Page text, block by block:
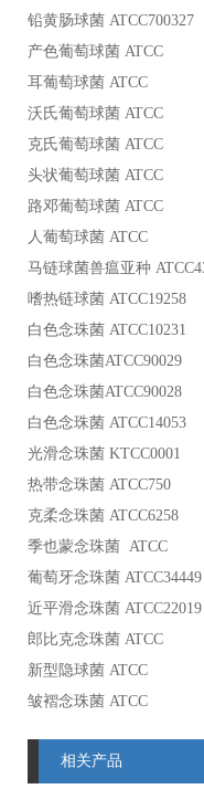
铅黄肠球菌 ATCC700327
产色葡萄球菌 ATCC
耳葡萄球菌 ATCC
沃氏葡萄球菌 ATCC
克氏葡萄球菌 ATCC
头状葡萄球菌 ATCC
路邓葡萄球菌 ATCC
人葡萄球菌 ATCC
马链球菌兽瘟亚种
嗜热链球菌 ATCC19258
白色念珠菌 ATCC10231
白色念珠菌ATCC90029
白色念珠菌ATCC90028
白色念珠菌 ATCC14053
光滑念珠菌 KTCC0001
热带念珠菌 ATCC750
克柔念珠菌 ATCC6258
季也蒙念珠菌 ATCC
葡萄牙念珠菌 ATCC34449
近平滑念珠菌 ATCC22019
郎比克念珠菌 ATCC
新型隐球菌 ATCC
皱褶念珠菌 ATCC
相关产品